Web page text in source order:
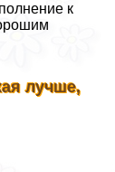
к
лучше,